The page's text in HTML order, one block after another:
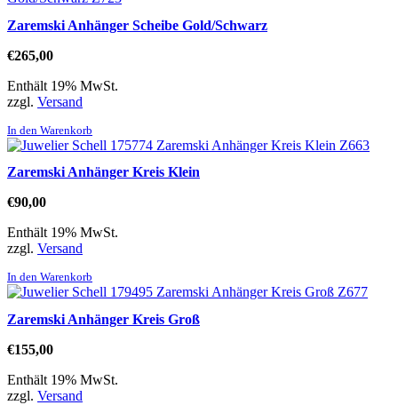
Zaremski Anhänger Scheibe Gold/Schwarz
€265,00
Enthält 19% MwSt.
zzgl. Versand
In den Warenkorb
Zaremski Anhänger Kreis Klein
€90,00
Enthält 19% MwSt.
zzgl. Versand
In den Warenkorb
Zaremski Anhänger Kreis Groß
€155,00
Enthält 19% MwSt.
zzgl. Versand